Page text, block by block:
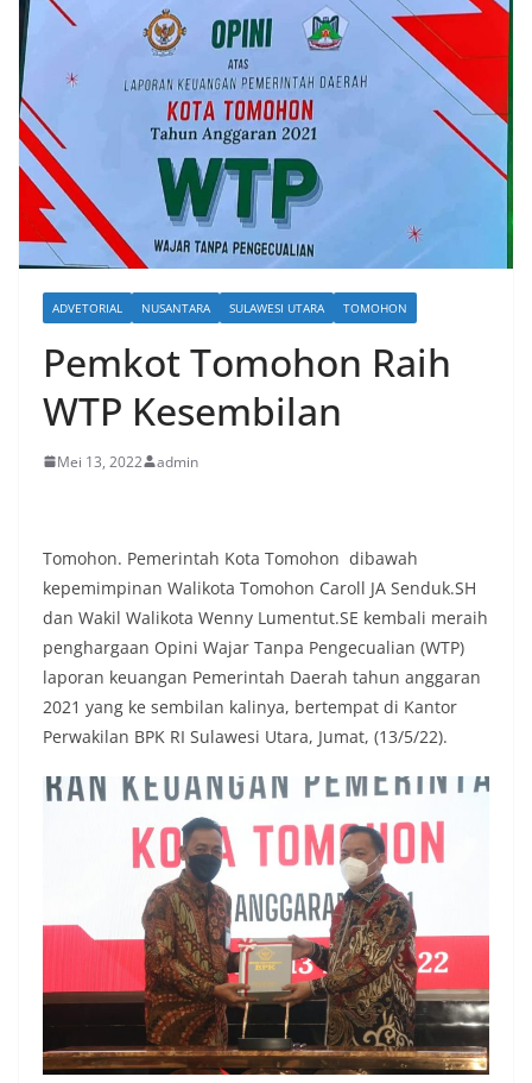
ADVETORIAL NUSANTARA SULAWESI UTARA TOMOHON
Pemkot Tomohon Raih
WTP Kesembilan
Mei 13, 2022 admin
Tomohon. Pemerintah Kota Tomohon dibawah
kepemimpinan Walikota Tomohon Caroll JA Senduk.SH
dan Wakil Walikota Wenny Lumentut.SE kembali meraih
penghargaan Opini Wajar Tanpa Pengecualian (WTP)
laporan keuangan Pemerintah Daerah tahun anggaran
2021 yang ke sembilan kalinya, bertempat di Kantor
Perwakilan BPK RI Sulawesi Utara, Jumat, (13/5/22).